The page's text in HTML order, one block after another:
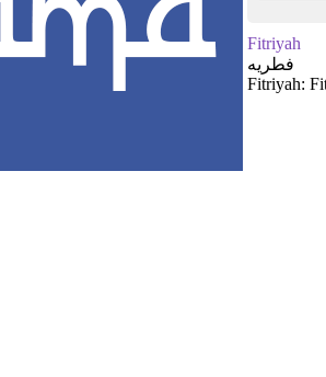
Fitriyah
فطريه
Fitriyah: